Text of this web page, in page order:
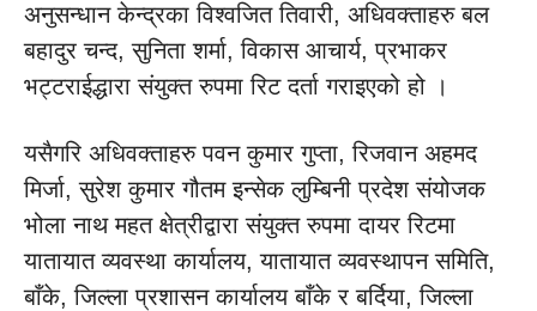
अनुसन्धान केन्द्रका विश्वजित तिवारी, अधिवक्ताहरु बल
बहादुर चन्द, सुनिता शर्मा, विकास आचार्य, प्रभाकर
भट्टराईद्धारा संयुक्त रुपमा रिट दर्ता गराइएको हो ।
यसैगरि अधिवक्ताहरु पवन कुमार गुप्ता, रिजवान अहमद
मिर्जा, सुरेश कुमार गौतम इन्सेक लुम्बिनी प्रदेश संयोजक
भोला नाथ महत क्षेत्रीद्वारा संयुक्त रुपमा दायर रिटमा
यातायात व्यवस्था कार्यालय, यातायात व्यवस्थापन समिति,
बाँके, जिल्ला प्रशासन कार्यालय बाँके र बर्दिया, जिल्ला